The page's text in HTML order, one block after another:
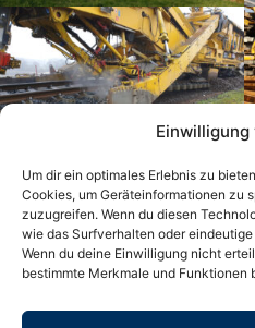
Um dir ein optimales Erlebnis zu
Cookies, um Geräteinformationen zu
zuzugreifen. Wenn du diesen
wie das Surfverhalten oder
Wenn du deine Einwilligung nicht
bestimmte Merkmale und Funktionen
Contrast
mode